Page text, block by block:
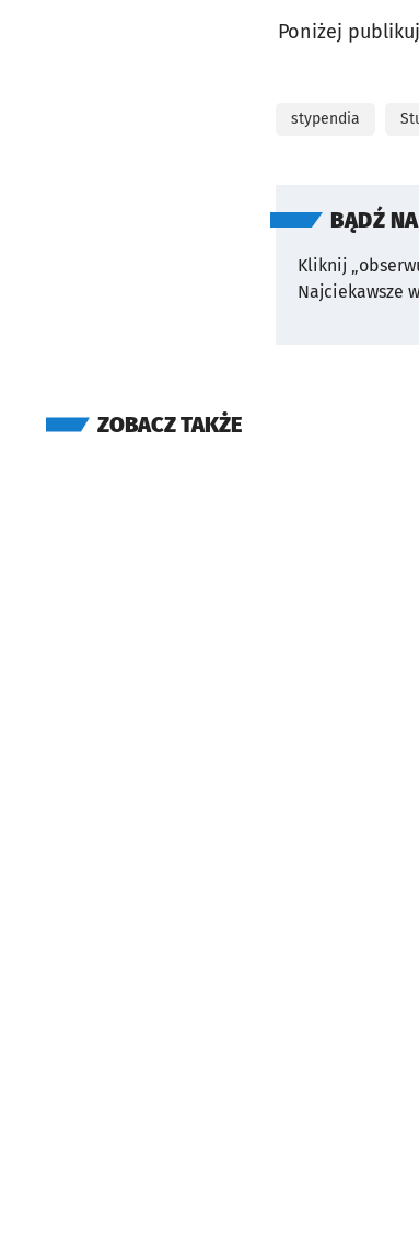
Poniżej
stypendia
BĄDŹ
Kliknij
Najciekawsze
ZOBACZ TAKŻE